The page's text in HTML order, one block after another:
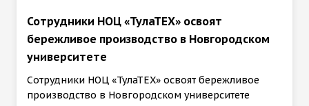
Сотрудники НОЦ «ТулаТЕХ» освоят
бережливое производство в Новгородском
университете
Сотрудники НОЦ «ТулаТЕХ» освоят бережливое
производство в Новгородском университете